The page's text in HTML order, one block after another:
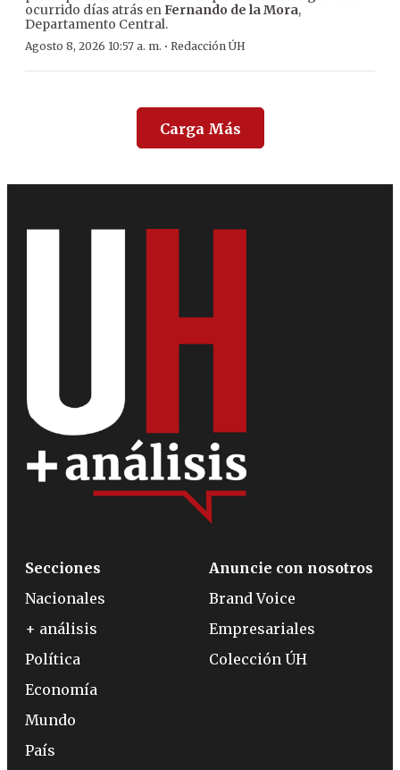
ocurrido días atrás enFernando de la Mora,
Departamento Central.
Agosto 8, 2026 10:57 a. m. · Redacción ÚH
Carga Más
Secciones
Nacionales
+ análisis
Política
Economía
Mundo
País
Anuncie con nosotros
Brand Voice
Empresariales
Colección ÚH